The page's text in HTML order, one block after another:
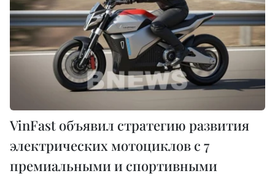
VinFast объявил стратегию развития
электрических мотоциклов с 7
премиальными и спортивными